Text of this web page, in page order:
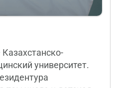
университет.